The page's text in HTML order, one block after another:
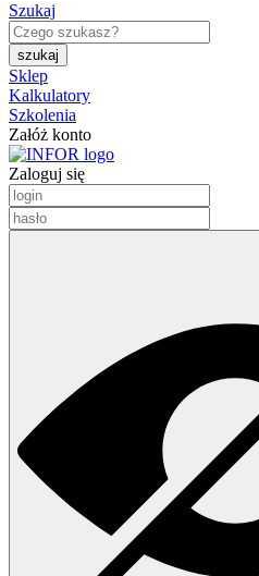
Szukaj
Sklep
Kalkulatory
Szkolenia
Załóż konto
Zaloguj się